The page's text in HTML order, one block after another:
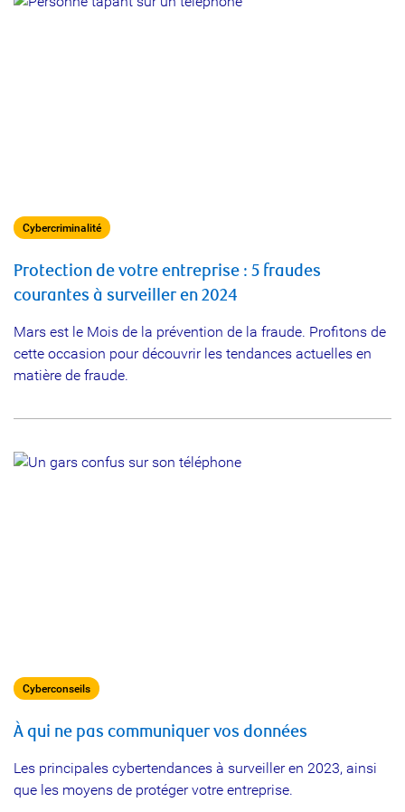
Cybercriminalité
Protection de votre entreprise : 5 fraudes
courantes à surveiller en 2024
Mars est le Mois de la prévention de la fraude. Profitons de
cette occasion pour découvrir les tendances actuelles en
matière de fraude.
Cyberconseils
À qui ne pas communiquer vos données
Les principales cybertendances à surveiller en 2023, ainsi
que les moyens de protéger votre entreprise.